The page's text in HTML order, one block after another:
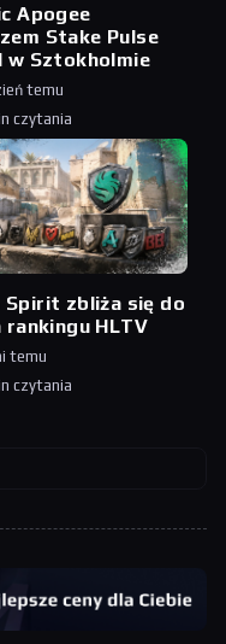
Apogee
Stake Pulse
w Sztokholmie
temu
czytania
Spirit zbliża się do
rankingu HLTV
temu
czytania